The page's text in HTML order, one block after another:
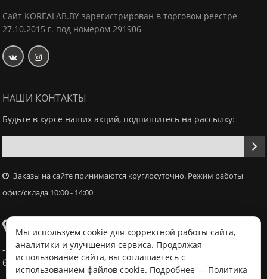
Сайт KOREALAB.BY зарегистрирован в торговом реестре
27.10.2015 г. под номером 291906
НАШИ КОНТАКТЫ
Будьте в курсе наших акций, подпишитесь на рассылку:
Заказы на сайте принимаются круглосуточно. Режим работы
офис/склада 10:00 - 14:00
Самовывоз
- Офис / склад, г. Минск, ул. Володько 18, с 10:00 - 14:00 в
будний день после согласования с менеджером
Мы используем cookie для корректной работы сайта,
аналитики и улучшения сервиса. Продолжая
использование сайта, вы соглашаетесь с
использованием файлов cookie. Подробнее — Политика